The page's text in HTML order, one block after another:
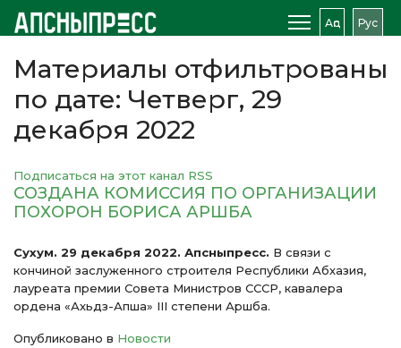
Аԥс Рус
Материалы отфильтрованы
по дате: Четверг, 29
декабря 2022
Подписаться на этот канал RSS
СОЗДАНА КОМИССИЯ ПО ОРГАНИЗАЦИИ
ПОХОРОН БОРИСА АРШБА
Сухум. 29 декабря 2022. Апсныпресс. В связи с
кончиной заслуженного строителя Республики Абхазия,
лауреата премии Совета Министров СССР, кавалера
ордена «Ахьдз-Апша» III степени Аршба.
Опубликовано в Новости